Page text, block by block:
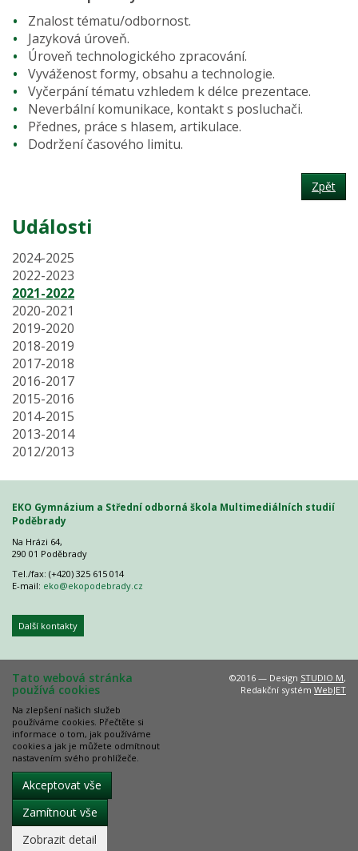
Znalost tématu/odbornost.
Jazyková úroveň.
Úroveň technologického zpracování.
Vyváženost formy, obsahu a technologie.
Vyčerpání tématu vzhledem k délce prezentace.
Neverbální komunikace, kontakt s posluchači.
Přednes, práce s hlasem, artikulace.
Dodržení časového limitu.
Zpět
Události
2024-2025
2022-2023
2021-2022
2020-2021
2019-2020
2018-2019
2017-2018
2016-2017
2015-2016
2014-2015
2013-2014
2012/2013
EKO Gymnázium a Střední odborná škola Multimediálních studií
Poděbrady
Na Hrázi 64,
290 01 Poděbrady
Tel./fax: (+420) 325 615 014
E-mail: eko@ekopodebrady.cz
Další kontakty
Tato webová stránka
používá cookies
Na zlepšení našich služeb
používáme cookies. Přečtěte si
informace o tom, jak používáme
cookies a jak je můžete odmítnout
nastavením svého prohlížeče.
Akceptovat vše
Zamítnout vše
Zobrazit detail
©2016 — Design STUDIO M,
Redakční systém WebJET